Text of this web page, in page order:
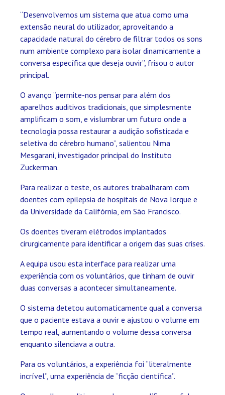
“Desenvolvemos um sistema que atua como uma
extensão neural do utilizador, aproveitando a
capacidade natural do cérebro de filtrar todos os sons
num ambiente complexo para isolar dinamicamente a
conversa específica que deseja ouvir”, frisou o autor
principal.
O avanço “permite-nos pensar para além dos
aparelhos auditivos tradicionais, que simplesmente
amplificam o som, e vislumbrar um futuro onde a
tecnologia possa restaurar a audição sofisticada e
seletiva do cérebro humano”, salientou Nima
Mesgarani, investigador principal do Instituto
Zuckerman.
Para realizar o teste, os autores trabalharam com
doentes com epilepsia de hospitais de Nova Iorque e
da Universidade da Califórnia, em São Francisco.
Os doentes tiveram elétrodos implantados
cirurgicamente para identificar a origem das suas crises.
A equipa usou esta interface para realizar uma
experiência com os voluntários, que tinham de ouvir
duas conversas a acontecer simultaneamente.
O sistema detetou automaticamente qual a conversa
que o paciente estava a ouvir e ajustou o volume em
tempo real, aumentando o volume dessa conversa
enquanto silenciava a outra.
Para os voluntários, a experiência foi “literalmente
incrível”, uma experiência de “ficção científica”.